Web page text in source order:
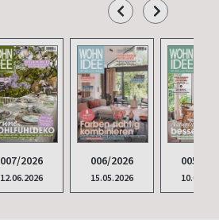
007/2026
12.06.2026
006/2026
15.05.2026
005/